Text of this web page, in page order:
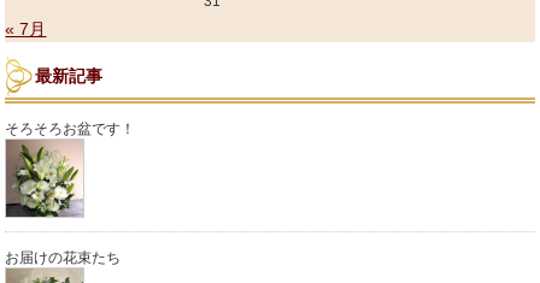
« 7月
最新記事
そろそろお盆です！
お届けの花束たち